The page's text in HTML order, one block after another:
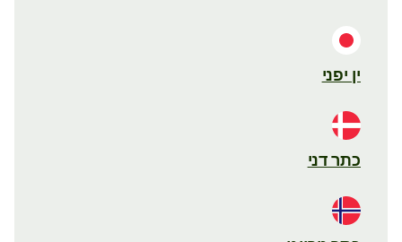
ין יפני
כתר דני